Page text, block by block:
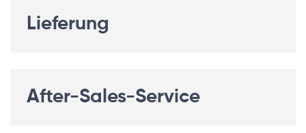
Lieferung
After-Sales-Service